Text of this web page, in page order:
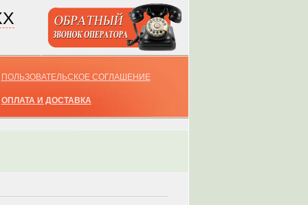
ПОЛЬЗОВАТЕЛЬСКОЕ СОГЛАШЕНИЕ
ОПЛАТА И ДОСТАВКА